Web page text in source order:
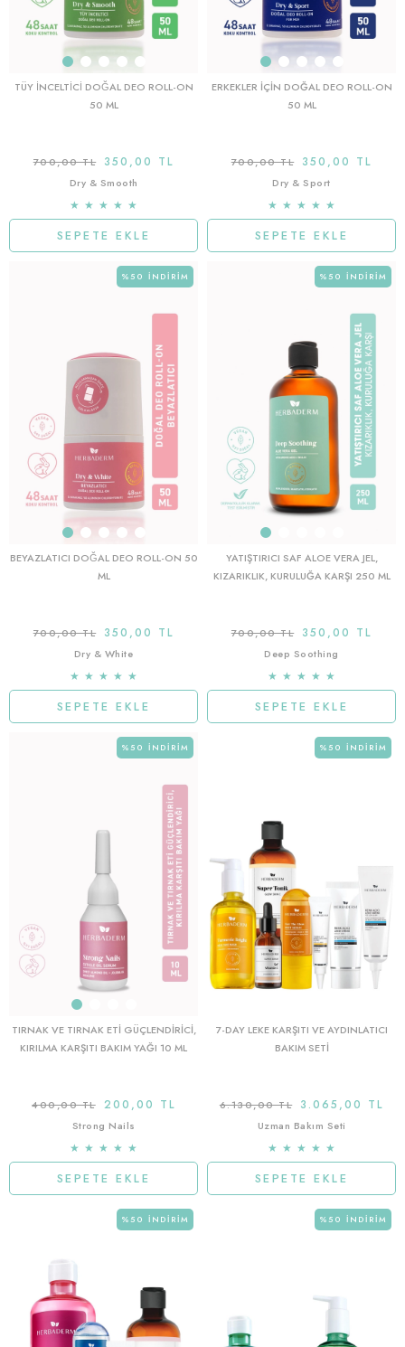
TÜY İNCELTİCİ DOĞAL DEO ROLL-ON
50 ML
350,00 TL
700,00 TL
Dry & Smooth
★ ★ ★ ★ ★
SEPETE EKLE
ERKEKLER IÇIN DOĞAL DEO ROLL-ON
50 ML
350,00 TL
700,00 TL
Dry & Sport
★ ★ ★ ★ ★
SEPETE EKLE
BEYAZLATICI DOĞAL DEO ROLL-ON 50
ML
350,00 TL
700,00 TL
Dry & White
★ ★ ★ ★ ★
SEPETE EKLE
%50 İNDIRIM
YATIŞTIRICI SAF ALOE VERA JEL,
KIZARIKLIK, KURULUĞA KARŞI 250 ML
350,00 TL
700,00 TL
Deep Soothing
★ ★ ★ ★ ★
SEPETE EKLE
%50 İNDIRIM
TIRNAK VE TIRNAK ETI GÜÇLENDIRICI,
KIRILMA KARŞITI BAKIM YAĞI 10 ML
200,00 TL
400,00 TL
Strong Nails
★ ★ ★ ★ ★
SEPETE EKLE
%50 İNDIRIM
7-DAY LEKE KARŞITI VE AYDINLATICI
BAKIM SETİ
3.065,00 TL
6.130,00 TL
Uzman Bakım Seti
★ ★ ★ ★ ★
SEPETE EKLE
%50 İNDIRIM
%50 İNDIRIM %50 İNDIRIM